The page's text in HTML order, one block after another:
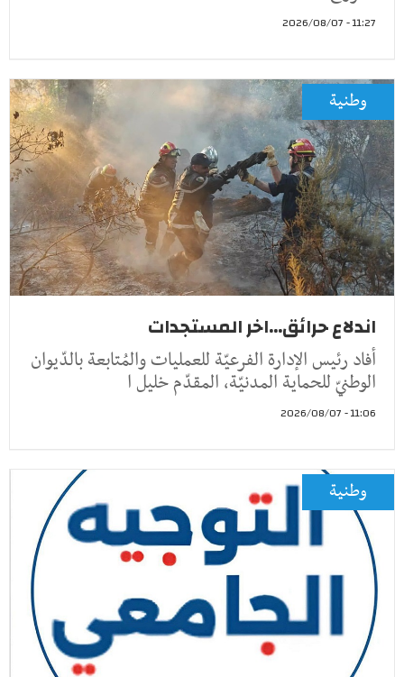
11:27 - 2026/08/07
وطنية
اندلاع حرائق...اخر المستجدات
أفاد رئيس الإدارة الفرعيّة للعمليات والمُتابعة بالدّيوان
الوطنيّ للحماية المدنيّة، المقدّم خليل ا
11:06 - 2026/08/07
وطنية